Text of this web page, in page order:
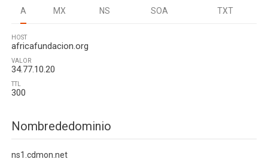
A MX NS SOA TXT
HOST
africafundacion.org
VALOR
34.77.10.20
TTL
300
Nombrededominio
ns1.cdmon.net